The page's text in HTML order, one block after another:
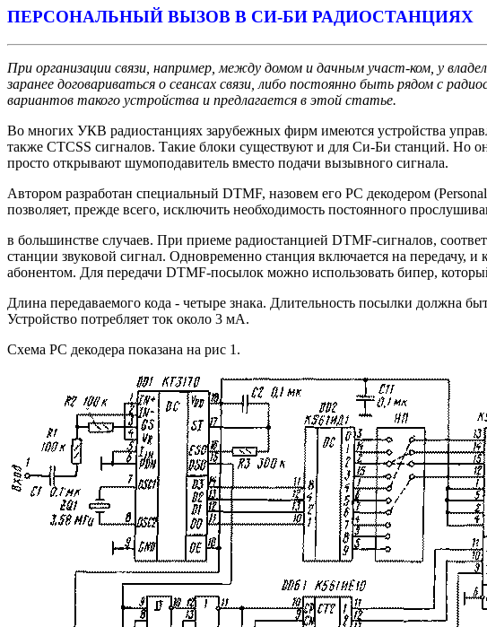
ПЕРСОНАЛЬНЫЙ ВЫЗОВ В СИ-БИ РАДИОСТАНЦИЯХ
При организации связи, например, между домом и дачным участ-ком, у
заранее договариваться о сеансах связи, либо постоянно быть рядом с
вариантов такого устройства и предлагается в этой статье.
Во многих УКВ радиостанциях зарубежных фирм имеются устройства
также CTCSS сигналов. Такие блоки существуют и для Си-Би станций. Но
просто открывают шумоподавитель вместо подачи вызывного сигнала.
Автором разработан специальный DTMF, назовем его PC декодером
позволяет, прежде всего, исключить необходимость постоянного
в большинстве случаев. При приеме радиостанцией DTMF-сигналов,
станции звуковой сигнал. Одновременно станция включается на передачу,
абонентом. Для передачи DTMF-посылок можно использовать бипер,
Длина передаваемого кода - четыре знака. Длительность посылки должна
Устройство потребляет ток около 3 мА.
Схема PC декодера показана на рис 1.